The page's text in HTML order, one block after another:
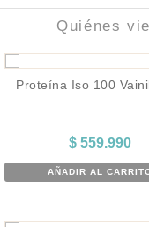
Quiénes
Proteína Iso 100
$559.990
AÑADIR AL